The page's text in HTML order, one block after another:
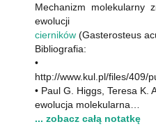
Mechanizm molekularny
ewolucji
cierników (Gasterosteus
Bibliografia:
•
http://www.kul.pl/files/409/
• Paul G. Higgs, Teresa K.
ewolucja molekularna…
... zobacz całą notatkę